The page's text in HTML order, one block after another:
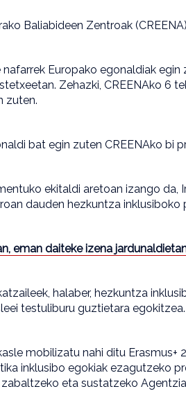
Baliabideen Zentroak
nafarrek Europako egonaldiak
Zehazki, CREENAko 6
zuten.
bat egin zuten CREENAko bi
ekitaldi aretoan izango da,
dauden hezkuntza
eman daiteke izena
halaber, hezkuntza
testuliburu guztietara egokitzea.
mobilizatu nahi ditu Erasmus+
inklusibo egokiak ezagutzeko
eta sustatzeko